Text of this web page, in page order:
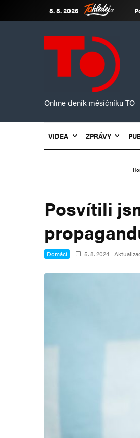
8. 8. 2026
Online deník měsíčníku TO
VIDEA ZPRÁVY
Posvítili
Domácí 5. 8. 2024